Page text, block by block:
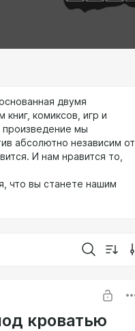
двумя
комиксов, игр и
мы
абсолютно независим от
И нам нравится то,
что вы станете нашим
кроватью